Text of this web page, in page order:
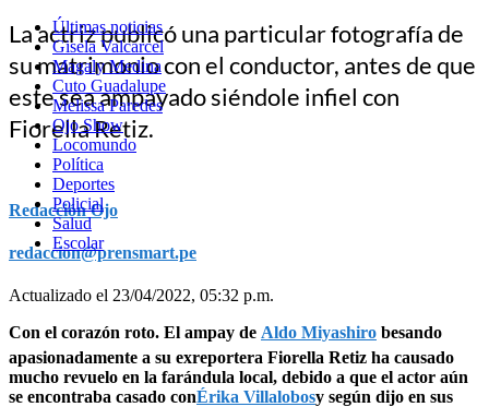
Últimas noticias
Gisela Valcarcel
Magaly Medina
Cuto Guadalupe
Melissa Paredes
Ojo Show
Locomundo
Política
Deportes
Policial
Salud
Escolar
La actriz publicó una particular fotografía de
su matrimonio con el conductor, antes de que
este sea ampayado siéndole infiel con
Fiorella Retiz.
Redacción Ojo
redaccion@prensmart.pe
Actualizado el 23/04/2022, 05:32 p.m.
Con el corazón roto. El ampay de Aldo Miyashiro besando
apasionadamente a su exreportera Fiorella Retiz ha causado
mucho revuelo en la farándula local, debido a que el actor aún
se encontraba casado conÉrika Villalobosy según dijo en sus